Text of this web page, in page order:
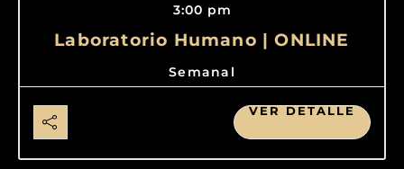
3:00 pm
Laboratorio Humano | ONLINE
Semanal
VER DETALLE